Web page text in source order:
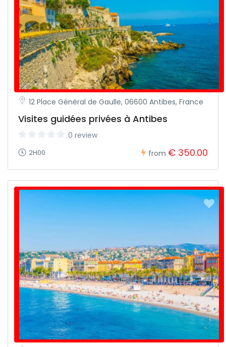
12 Place Général de Gaulle, 06600 Antibes, France
Visites guidées privées à Antibes
0 review
2H00 from € 350.00